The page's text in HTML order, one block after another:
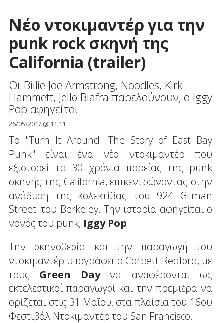
Νέο ντοκιμαντέρ για την
punk rock σκηνή της
California (trailer)
Οι Billie Joe Armstrong, Noodles, Kirk
Hammett, Jello Biafra παρελαύνουν, ο Iggy
Pop αφηγείται
26/05/2017 @ 11:11
Το "Turn It Around: The Story of East Bay
Punk" είναι ένα νέο ντοκιμαντέρ που
εξιστορεί τα 30 χρόνια πορείας της punk
σκηνής της California, επικεντρώνοντας στην
ανάδυση της κολεκτίβας του 924 Gilman
Street, του Berkeley. Την ιστορία αφηγείται ο
νονός του punk, Iggy Pop.
Την σκηνοθεσία και την παραγωγή του
ντοκιμαντέρ υπογράφει ο Corbett Redford, με
τους Green Dayνα αναφέρονται ως
εκτελεστικοί παραγωγοί και την πρεμιέρα να
ορίζεται στις 31 Μαΐου, στα πλαίσια του 16ου
Φεστιβάλ Ντοκιμαντέρ του San Francisco.